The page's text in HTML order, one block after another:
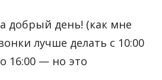
добрый день! (как мне
лучше делать с 10:00
16:00 — но это